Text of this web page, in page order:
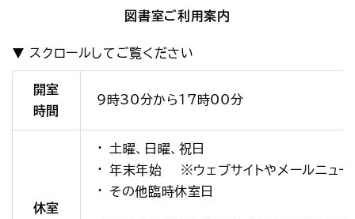
図書室ご利用案内
開室
時間
9時30分から17時00分
休室
土曜、日曜、祝日
年末年始 ※ウェブサイトやメールニュー
その他臨時休室日